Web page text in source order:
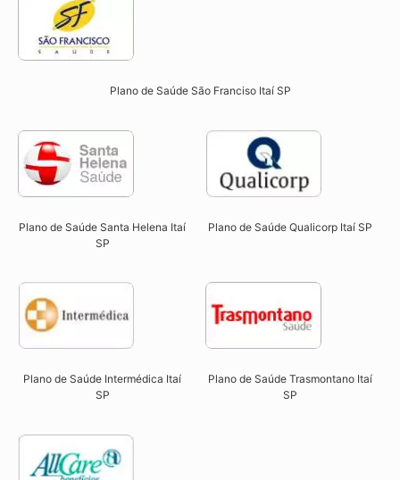
Plano de Saúde São Franciso Itaí SP​
Plano de Saúde Santa Helena Itaí
SP​
Plano de Saúde Qualicorp Itaí SP​
Plano de Saúde Intermédica Itaí
SP​
Plano de Saúde Trasmontano Itaí
SP​